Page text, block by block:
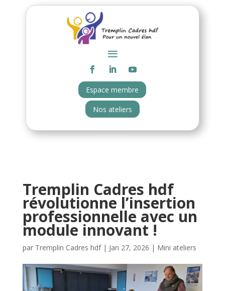
Espace membre
Nos ateliers
Tremplin Cadres hdf
révolutionne l’insertion
professionnelle avec un
module innovant !
par Tremplin Cadres hdf| Jan 27, 2026 | Mini ateliers